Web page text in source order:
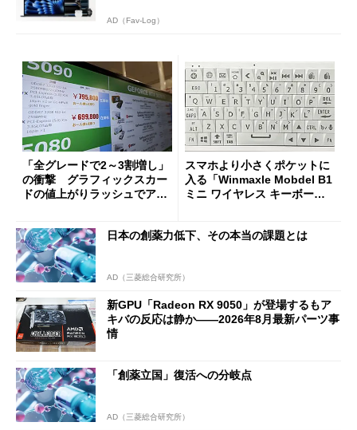
AD（Fav-Log）
「全グレードで2～3割増し」
の衝撃 グラフィックスカー
ドの値上がりラッシュでアキ
スマホより小さくポケットに
入る「Winmaxle Mobdel B1
ミニ ワイヤレス キーボー
日本の創薬力低下、その本当の課題とは
AD（三菱総合研究所）
新GPU「Radeon RX 9050」が登場するもア
キバの反応は静か――2026年8月最新パーツ事
情
「創薬立国」復活への分岐点
AD（三菱総合研究所）